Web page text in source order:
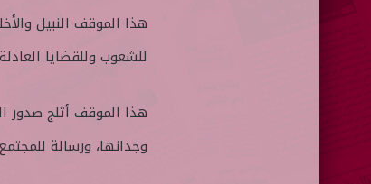
هذا الموقف النبيل
للشعوب وللقضايا
هذا الموقف أثلج صدور
وجدانها، ورسالة